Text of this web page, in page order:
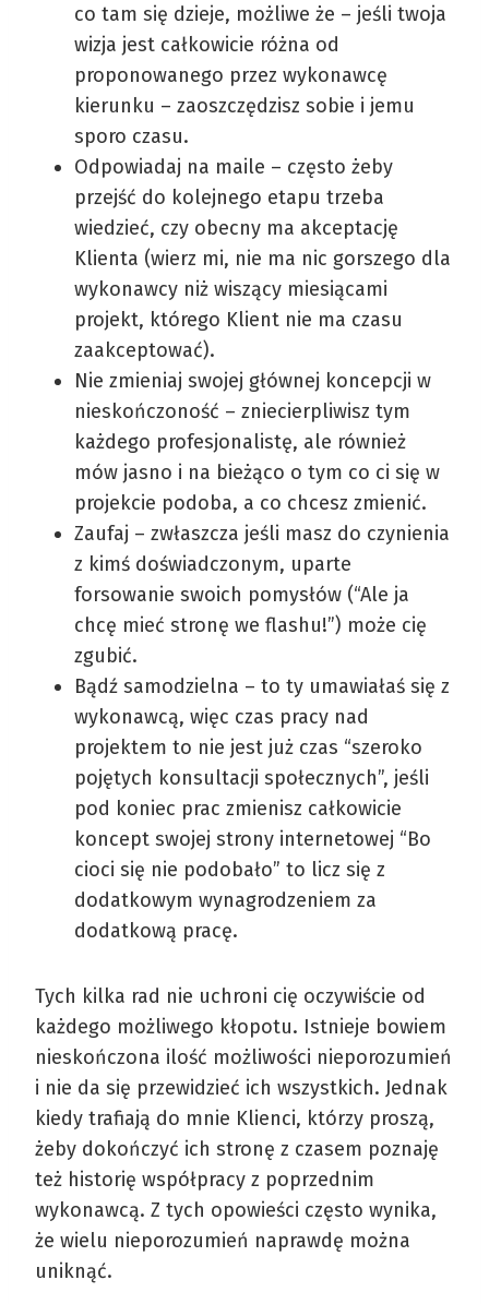
co tam się dzieje, możliwe że – jeśli twoja
wizja jest całkowicie różna od
proponowanego przez wykonawcę
kierunku – zaoszczędzisz sobie i jemu
sporo czasu.
Odpowiadaj na maile – często żeby
przejść do kolejnego etapu trzeba
wiedzieć, czy obecny ma akceptację
Klienta (wierz mi, nie ma nic gorszego dla
wykonawcy niż wiszący miesiącami
projekt, którego Klient nie ma czasu
zaakceptować).
Nie zmieniaj swojej głównej koncepcji w
nieskończoność – zniecierpliwisz tym
każdego profesjonalistę, ale również
mów jasno i na bieżąco o tym co ci się w
projekcie podoba, a co chcesz zmienić.
Zaufaj – zwłaszcza jeśli masz do czynienia
z kimś doświadczonym, uparte
forsowanie swoich pomysłów (“Ale ja
chcę mieć stronę we flashu!”) może cię
zgubić.
Bądź samodzielna – to ty umawiałaś się z
wykonawcą, więc czas pracy nad
projektem to nie jest już czas “szeroko
pojętych konsultacji społecznych”, jeśli
pod koniec prac zmienisz całkowicie
koncept swojej strony internetowej “Bo
cioci się nie podobało” to licz się z
dodatkowym wynagrodzeniem za
dodatkową pracę.
Tych kilka rad nie uchroni cię oczywiście od
każdego możliwego kłopotu. Istnieje bowiem
nieskończona ilość możliwości nieporozumień
i nie da się przewidzieć ich wszystkich. Jednak
kiedy trafiają do mnie Klienci, którzy proszą,
żeby dokończyć ich stronę z czasem poznaję
też historię współpracy z poprzednim
wykonawcą. Z tych opowieści często wynika,
że wielu nieporozumień naprawdę można
uniknąć.